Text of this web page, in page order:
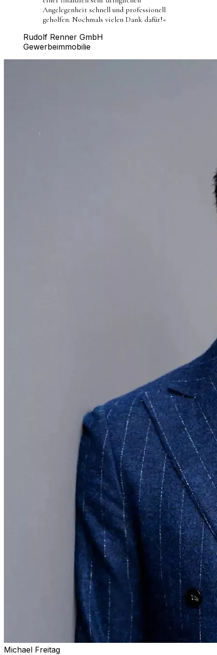
Angelegenheit schnell und professionell
geholfen. Nochmals vielen Dank dafür!«
Rudolf Renner GmbH
Gewerbeimmobilie
Michael Freitag